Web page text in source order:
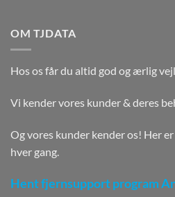
OM TJDATA
Hos os får du altid god og ærlig
Vi kender vores kunder & deres
Og vores kunder kender os! Her
hver gang.
Hent fjernsupport program